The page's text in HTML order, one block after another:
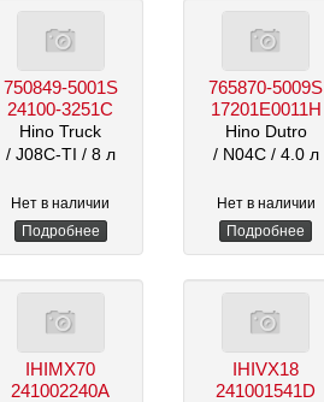
750849-5001S
24100-3251C
Hino Truck
/ J08C-TI / 8 л
Нет в наличии
Подробнее
765870-5009S
17201E0011H
Hino Dutro
/ N04C / 4.0 л
Нет в наличии
Подробнее
IHIMX70
241002240A
IHIVX18
241001541D